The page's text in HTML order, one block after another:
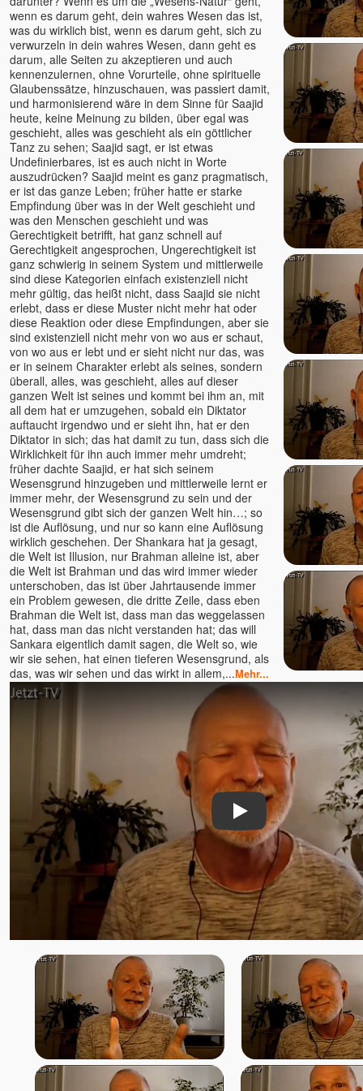
Bruno Würtenberger - Free
Spirit TV
Byron Katie
Canela Michelle Meyers
Cara Barbi Lienert
Caro Fischer
Cesar Teruel
Chandrika
Charles Kunow
Christian Meyer
Christian Salvesen
Christine Seidel
Claudia Filkov
Claudius Geiger
Dalai Lama
Dana Raimann
Daniel Herbst
Daniel Odier
Daniel Rüger
Daniel Stötter
Daniela Schuchardt
Deepak
Deva Vanessa Van Echten
Deva Satpriya
Devasetu - ORKASIS-
Meditation
Devi
Dhyan Mikael
Dirk Hessel
Dittmar Kruse
Dolano
Eckhart Tolle u. Kim Eng
Edgar OWK Hofer
Egobuster Verena Fleißner
Eli
Ernst-Peter Flint
Evelin Rosenfeld
Florian Tathagata u. Julia
Schlosser
Francis Lucille
Friederike Hemsath
Gabriele Rudolph
Ganga Mira
Gangaji u. Eli
Bewusstseinsschule
Gerd Valentinelli
Gerhard Leon Laub
Gerhard Schrabal
Gopal
wenn es darum geht, dein wahres Wesen das ist,
was du wirklich bist, wenn es darum geht, sich zu
verwurzeln in dein wahres Wesen, dann geht es
darum, alle Seiten zu akzeptieren und auch
kennenzulernen, ohne Vorurteile, ohne spirituelle
Glaubenssätze, hinzuschauen, was passiert damit,
und harmonisierend wäre in dem Sinne für Saajid
heute, keine Meinung zu bilden, über egal was
geschieht, alles was geschieht als ein göttlicher
Tanz zu sehen; Saajid sagt, er ist etwas
Undefinierbares, ist es auch nicht in Worte
auszudrücken? Saajid meint es ganz pragmatisch,
er ist das ganze Leben; früher hatte er starke
Empfindung über was in der Welt geschieht und
was den Menschen geschieht und was
Gerechtigkeit betrifft, hat ganz schnell auf
Gerechtigkeit angesprochen, Ungerechtigkeit ist
ganz schwierig in seinem System und mittlerweile
sind diese Kategorien einfach existenziell nicht
mehr gültig, das heißt nicht, dass Saajid sie nicht
erlebt, dass er diese Muster nicht mehr hat oder
diese Reaktion oder diese Empfindungen, aber sie
sind existenziell nicht mehr von wo aus er schaut,
von wo aus er lebt und er sieht nicht nur das, was
er in seinem Charakter erlebt als seines, sondern
überall, alles, was geschieht, alles auf dieser
ganzen Welt ist seines und kommt bei ihm an, mit
all dem hat er umzugehen, sobald ein Diktator
auftaucht irgendwo und er sieht ihn, hat er den
Diktator in sich; das hat damit zu tun, dass sich die
Wirklichkeit für ihn auch immer mehr umdreht;
früher dachte Saajid, er hat sich seinem
Wesensgrund hinzugeben und mittlerweile lernt er
immer mehr, der Wesensgrund zu sein und der
Wesensgrund gibt sich der ganzen Welt hin…; so
ist die Auflösung, und nur so kann eine Auflösung
wirklich geschehen. Der Shankara hat ja gesagt,
die Welt ist Illusion, nur Brahman alleine ist, aber
die Welt ist Brahman und das wird immer wieder
unterschoben, das ist über Jahrtausende immer
ein Problem gewesen, die dritte Zeile, dass eben
Brahman die Welt ist, dass man das weggelassen
hat, dass man das nicht verstanden hat; das will
Sankara eigentlich damit sagen, die Welt so, wie
wir sie sehen, hat einen tieferen Wesensgrund, als
das, was wir sehen und das wirkt in allem,...Mehr...
Play